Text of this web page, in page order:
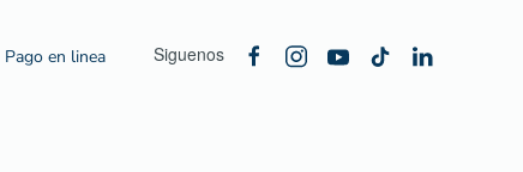
Pago en linea Siguenos